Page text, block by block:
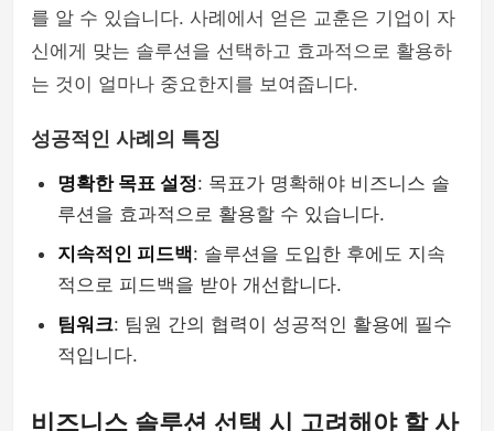
를 알 수 있습니다. 사례에서 얻은 교훈은 기업이 자
신에게 맞는 솔루션을 선택하고 효과적으로 활용하
는 것이 얼마나 중요한지를 보여줍니다.
성공적인 사례의 특징
명확한 목표 설정: 목표가 명확해야 비즈니스 솔
루션을 효과적으로 활용할 수 있습니다.
지속적인 피드백: 솔루션을 도입한 후에도 지속
적으로 피드백을 받아 개선합니다.
팀워크: 팀원 간의 협력이 성공적인 활용에 필수
적입니다.
비즈니스 솔루션 선택 시 고려해야 할 사